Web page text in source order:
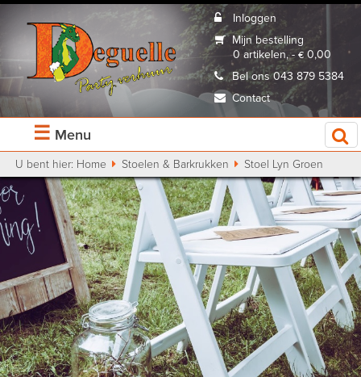
Inloggen
Mijn bestelling
0 artikelen, - € 0,00
Bel ons 043 879 5384
Contact
☰ Menu
U bent hier: Home Stoelen & Barkrukken Stoel Lyn Groen